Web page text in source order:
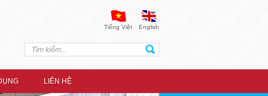
English
Tiếng Việt
LIÊN HỆ